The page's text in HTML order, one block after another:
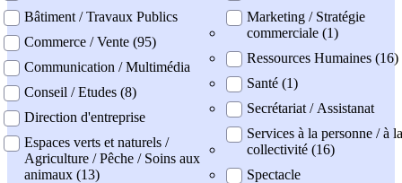
Bâtiment / Travaux Publics
Commerce / Vente (95)
Communication / Multimédia
Conseil / Etudes (8)
Direction d'entreprise
Espaces verts et naturels /
Agriculture / Pêche / Soins aux
animaux (13)
Marketing / Stratégie
commerciale (1)
Ressources Humaines (16)
Santé (1)
Secrétariat / Assistanat
Services à la personne / à la
collectivité (16)
Spectacle